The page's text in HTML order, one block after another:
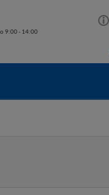
9:00 - 14:00